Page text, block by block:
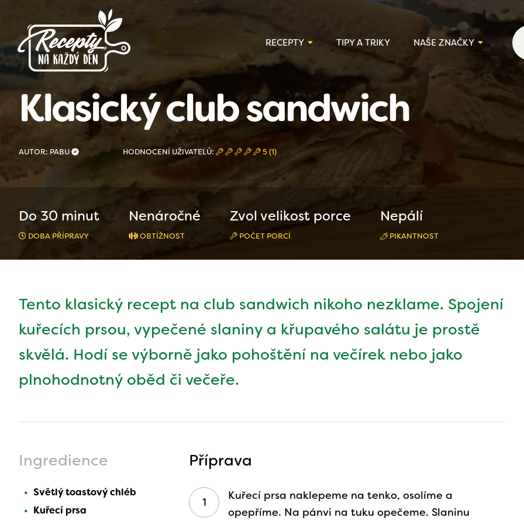
RECEPTY TIPY A TRIKY NAŠE ZNAČKY
Klasický club sandwich
AUTOR: PABU HODNOCENÍ UŽIVATELŮ: 5 (1)
Do 30 minut
DOBA PŘÍPRAVY
Nenáročné
OBTÍŽNOST
Zvol velikost porce
POČET PORCÍ
Nepálí
PIKANTNOST
Tento klasický recept na club sandwich nikoho nezklame. Spojení
kuřecích prsou, vypečené slaniny a křupavého salátu je prostě
skvělá. Hodí se výborně jako pohoštění na večírek nebo jako
plnohodnotný oběd či večeře.
Ingredience
Světlý toastový chléb
Kuřecí prsa
Příprava
Kuřecí prsa naklepeme na tenko, osolíme a
opepříme. Na pánvi na tuku opečeme. Slaninu